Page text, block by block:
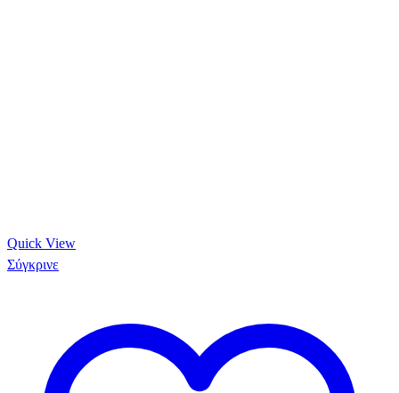
Quick View
Σύγκρινε